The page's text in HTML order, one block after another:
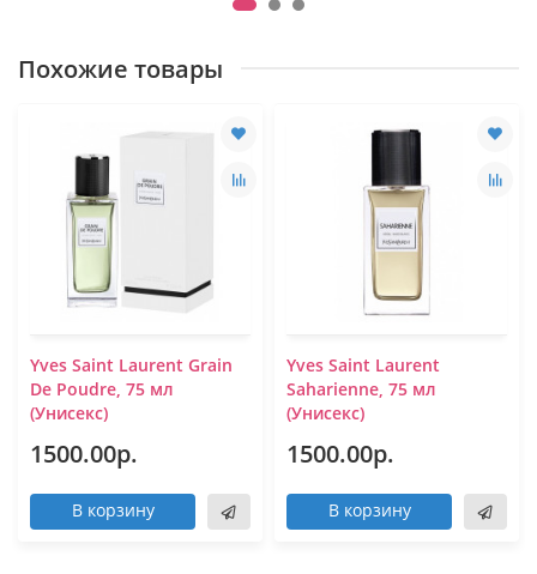
Похожие товары
Yves Saint Laurent Grain
De Poudre, 75 мл
(Унисекс)
1500.00р.
В корзину
Yves Saint Laurent
Saharienne, 75 мл
(Унисекс)
1500.00р.
В корзину